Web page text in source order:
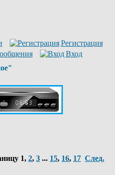
Регистрация
Вход
1, 2, 3 ... 15, 16, 17 След.